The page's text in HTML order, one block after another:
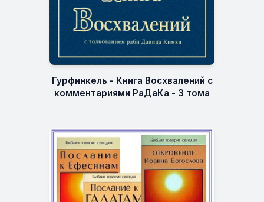
Гурфинкель - Книга Восхвалений с
комментариями РаДаКа - 3 тома